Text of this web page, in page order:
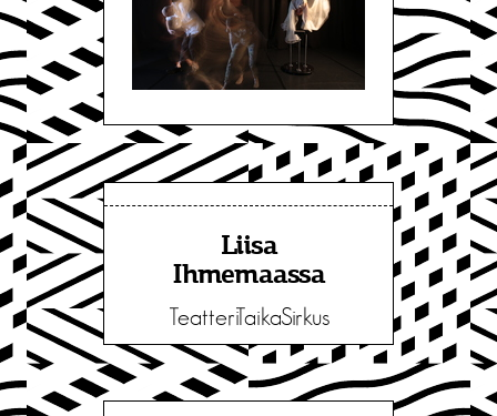
Liisa
Ihmemaassa
TeatteriTaikaSirkus